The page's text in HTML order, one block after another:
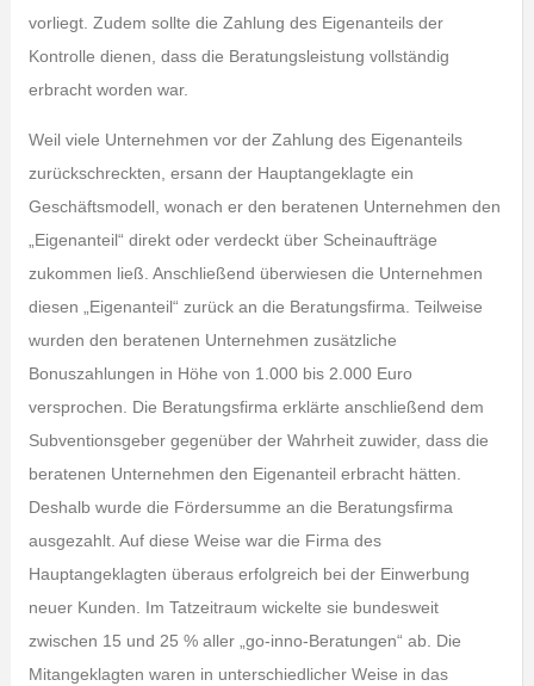
vorliegt. Zudem sollte die Zahlung des Eigenanteils der
Kontrolle dienen, dass die Beratungsleistung vollständig
erbracht worden war.
Weil viele Unternehmen vor der Zahlung des Eigenanteils
zurückschreckten, ersann der Hauptangeklagte ein
Geschäftsmodell, wonach er den beratenen Unternehmen den
„Eigenanteil“ direkt oder verdeckt über Scheinaufträge
zukommen ließ. Anschließend überwiesen die Unternehmen
diesen „Eigenanteil“ zurück an die Beratungsfirma. Teilweise
wurden den beratenen Unternehmen zusätzliche
Bonuszahlungen in Höhe von 1.000 bis 2.000 Euro
versprochen. Die Beratungsfirma erklärte anschließend dem
Subventionsgeber gegenüber der Wahrheit zuwider, dass die
beratenen Unternehmen den Eigenanteil erbracht hätten.
Deshalb wurde die Fördersumme an die Beratungsfirma
ausgezahlt. Auf diese Weise war die Firma des
Hauptangeklagten überaus erfolgreich bei der Einwerbung
neuer Kunden. Im Tatzeitraum wickelte sie bundesweit
zwischen 15 und 25 % aller „go-inno-Beratungen“ ab. Die
Mitangeklagten waren in unterschiedlicher Weise in das